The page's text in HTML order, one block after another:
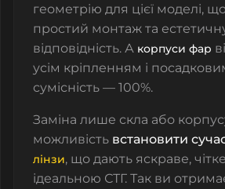
геометрію для цієї моделі,
простий монтаж та
відповідність. А корпуси фар
усім кріпленням і
сумісність — 100%.
Заміна лише скла або
можливість встановити
лінзи, що дають яскраве,
ідеальною СТГ. Так ви